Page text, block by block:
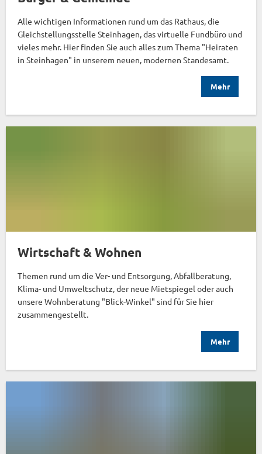
Alle wichtigen Informationen rund um das Rathaus, die
Gleichstellungsstelle Steinhagen, das virtuelle Fundbüro und
vieles mehr. Hier finden Sie auch alles zum Thema "Heiraten
in Steinhagen" in unserem neuen, modernen Standesamt.
Mehr
Wirtschaft & Wohnen
Themen rund um die Ver- und Entsorgung, Abfallberatung,
Klima- und Umweltschutz, der neue Mietspiegel oder auch
unsere Wohnberatung "Blick-Winkel" sind für Sie hier
zusammengestellt.
Mehr